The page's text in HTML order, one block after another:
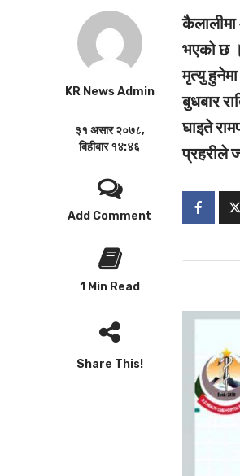
KR News Admin
३१ असार २०७८,
बिहीबार १४:४६
Add Comment
1 Min Read
Share This!
भएको छ ।
मृत्यु
बुधबार
घाइते
प्रहरीले